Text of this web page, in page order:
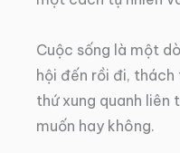
Cuộc sống là một
hội đến rồi đi,
thứ xung quanh liên
muốn hay không.